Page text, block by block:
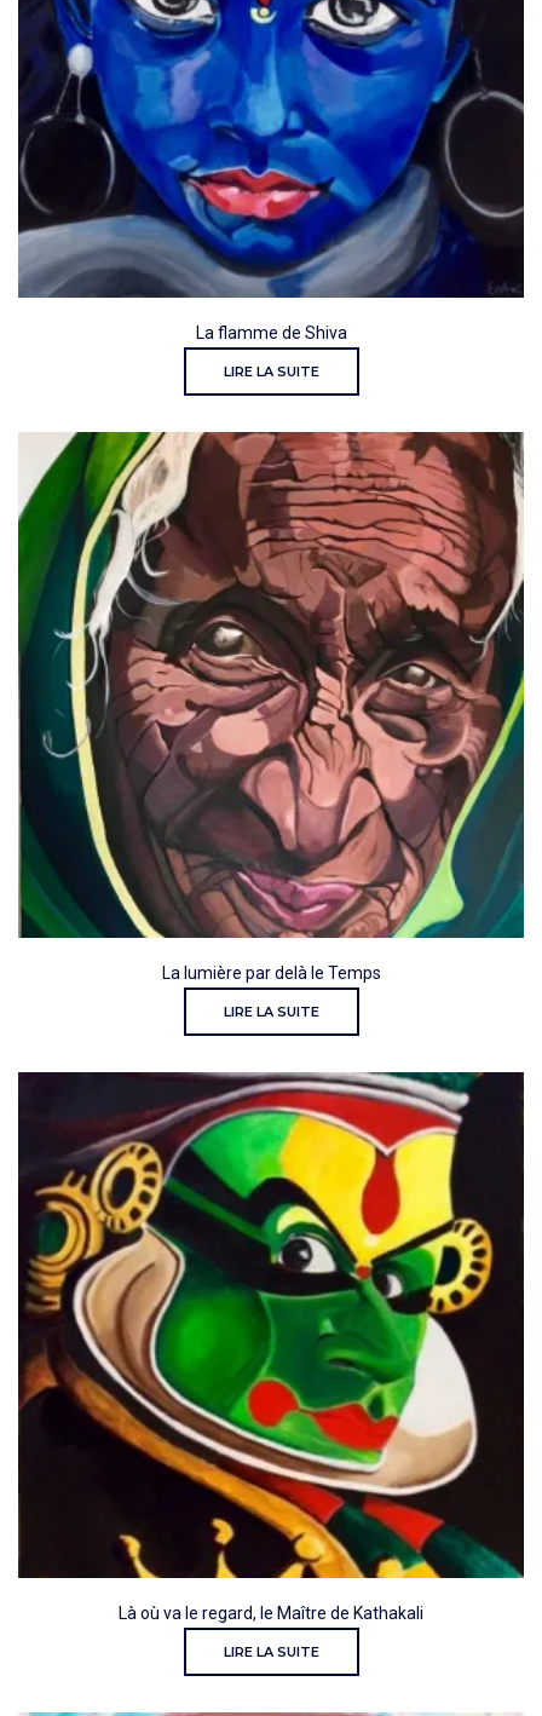
La flamme de Shiva
LIRE LA SUITE
La lumière par delà le Temps
LIRE LA SUITE
Là où va le regard, le Maître de Kathakali
LIRE LA SUITE